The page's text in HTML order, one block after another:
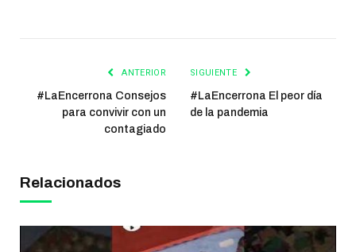
ANTERIOR
#LaEncerrona Consejos
para convivir con un
contagiado
SIGUIENTE
#LaEncerrona El peor día
de la pandemia
Relacionados